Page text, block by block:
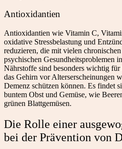
Antioxidantien
Antioxidantien wie Vitamin C,
oxidative Stressbelastung und
reduzieren, die mit vielen
psychischen Gesundheitsproblemen
Nährstoffe sind besonders wichtig für
das Gehirn vor Alterserscheinungen
Demenz schützen können. Es findet
buntem Obst und Gemüse, wie
grünen Blattgemüsen.
Die Rolle einer
bei der Prävention von